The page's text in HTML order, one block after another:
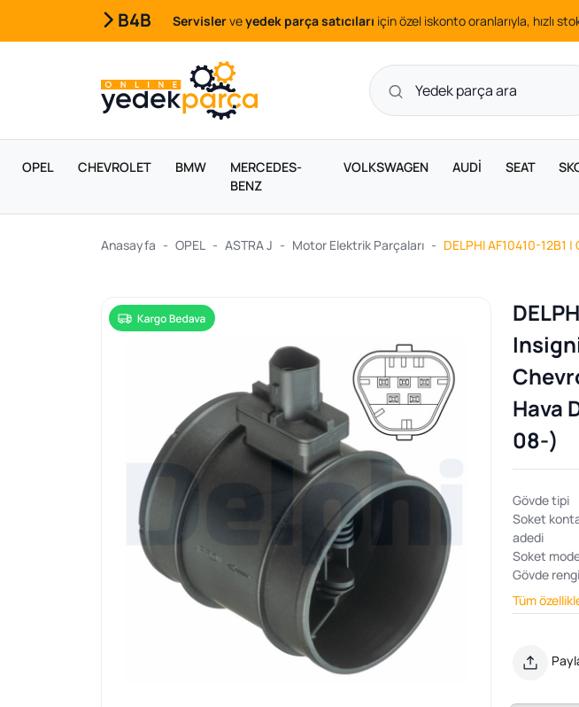
B4B Servislerveyedek parça satıcıları için özel iskonto oranlarıyla, hızlı
OPEL CHEVROLET BMW
MERCEDES-
BENZ
VOLKSWAGEN AUDİ SEAT
Anasayfa OPEL ASTRA J Motor Elektrik Parçaları DELPHI AF10410-
Hava
08-)
Gövde tipi
Soket
adedi
Soket
Gövde rengi
Tüm